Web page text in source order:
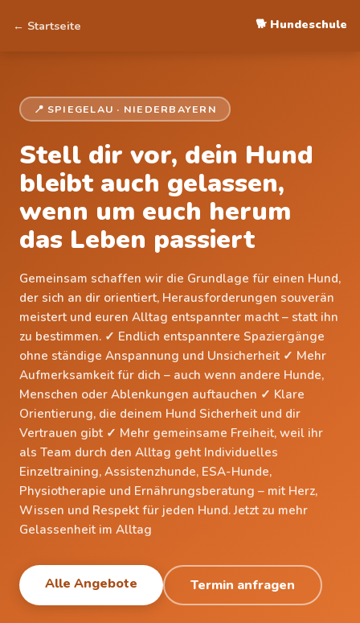
← Startseite 🐕 Hundeschule
📍 SPIEGELAU · NIEDERBAYERN
Stell dir vor, dein Hund
bleibt auch gelassen,
wenn um euch herum
das Leben passiert
Gemeinsam schaffen wir die Grundlage für einen Hund,
der sich an dir orientiert, Herausforderungen souverän
meistert und euren Alltag entspannter macht – statt ihn
zu bestimmen. ✓ Endlich entspanntere Spaziergänge
ohne ständige Anspannung und Unsicherheit ✓ Mehr
Aufmerksamkeit für dich – auch wenn andere Hunde,
Menschen oder Ablenkungen auftauchen ✓ Klare
Orientierung, die deinem Hund Sicherheit und dir
Vertrauen gibt ✓ Mehr gemeinsame Freiheit, weil ihr
als Team durch den Alltag geht Individuelles
Einzeltraining, Assistenzhunde, ESA-Hunde,
Physiotherapie und Ernährungsberatung – mit Herz,
Wissen und Respekt für jeden Hund. Jetzt zu mehr
Gelassenheit im Alltag
Alle Angebote Termin anfragen